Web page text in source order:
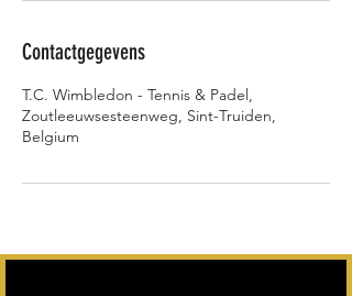
Contactgegevens
T.C. Wimbledon - Tennis & Padel,
Zoutleeuwsesteenweg, Sint-Truiden,
Belgium